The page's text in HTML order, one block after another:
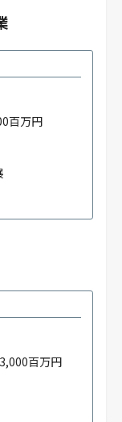
百万円
百万円